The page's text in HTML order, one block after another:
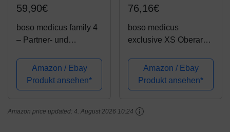
59,90€
boso medicus family 4
– Partner- und
Blutdruckmessgerät mit
4 Speichern, großem
Display und
– Inkl. Universal-
Amazon / Ebay
Produkt ansehen*
76,16€
boso medicus
exclusive XS Oberarm-
Amazon / Ebay
Produkt ansehen*
Amazon price updated: 4. August 2026 10:24